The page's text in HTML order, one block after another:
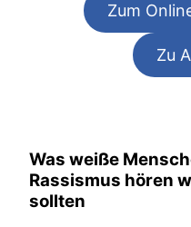
Zum
Zu
Was weiße
Rassismus hören
sollten